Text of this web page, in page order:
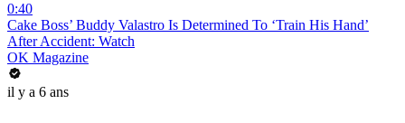
0:40
Cake Boss’ Buddy Valastro Is Determined To ‘Train His Hand’
After Accident: Watch
OK Magazine
il y a 6 ans